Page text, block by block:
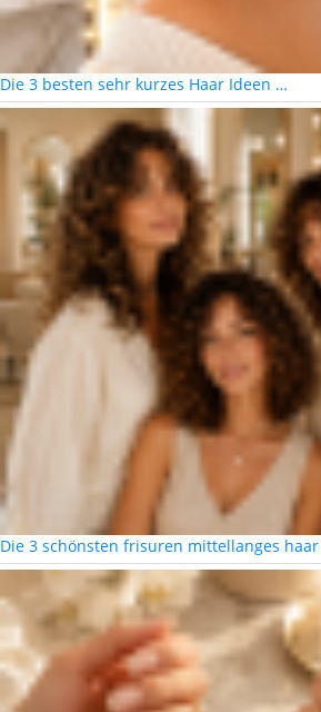
Die 3 besten sehr kurzes Haar Ideen …
Die 3 schönsten frisuren mittellanges